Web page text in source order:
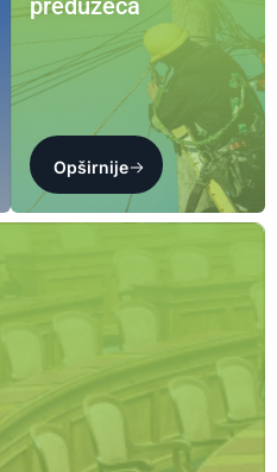
preduzeća
Opširnije